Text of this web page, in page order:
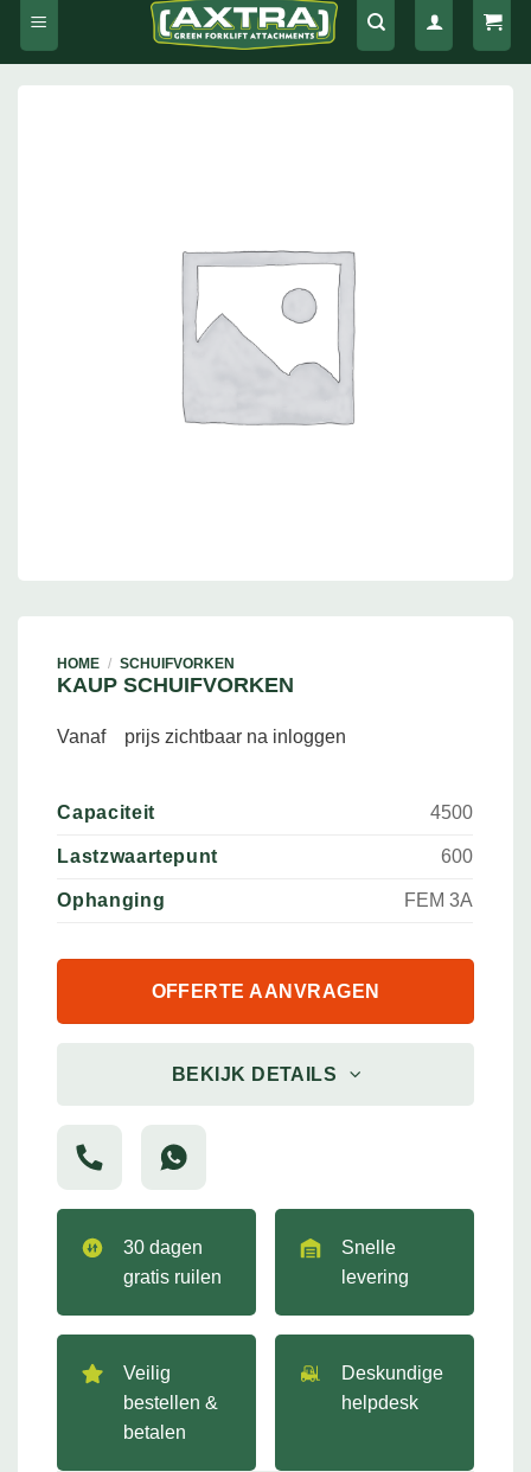
HOME / SCHUIFVORKEN
KAUP SCHUIFVORKEN
Vanaf prijs zichtbaar na inloggen
Capaciteit 4500
Lastzwaartepunt 600
Ophanging FEM 3A
OFFERTE AANVRAGEN
BEKIJK DETAILS
30 dagen
gratis ruilen
Snelle
levering
Veilig
bestellen &
betalen
Deskundige
helpdesk